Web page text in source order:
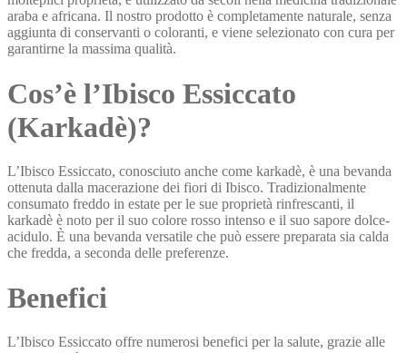
araba e africana. Il nostro prodotto è completamente naturale, senza
aggiunta di conservanti o coloranti, e viene selezionato con cura per
garantirne la massima qualità.
Cos’è l’Ibisco Essiccato
(Karkadè)?
L’Ibisco Essiccato, conosciuto anche come karkadè, è una bevanda
ottenuta dalla macerazione dei fiori di Ibisco. Tradizionalmente
consumato freddo in estate per le sue proprietà rinfrescanti, il
karkadè è noto per il suo colore rosso intenso e il suo sapore dolce-
acidulo. È una bevanda versatile che può essere preparata sia calda
che fredda, a seconda delle preferenze.
Benefici
L’Ibisco Essiccato offre numerosi benefici per la salute, grazie alle